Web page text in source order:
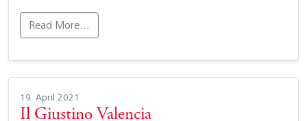
Read More…
19. April 2021
Il Giustino Valencia